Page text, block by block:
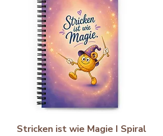
Stricken ist wie Magie I Spiral